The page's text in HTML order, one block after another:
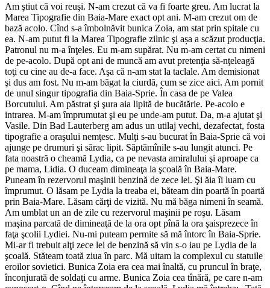
Am ştiut că voi reuşi. N-am crezut că va fi foarte greu. Am lucrat la
Marea Tipografie din Baia-Mare exact opt ani. M-am crezut om de
bază acolo. Cînd s-a îmbolnăvit bunica Zoia, am stat prin spitale cu
ea. N-am putut fi la Marea Tipografie zilnic şi așa a scăzut producţia.
Patronul nu m-a înţeles. Eu m-am supărat. Nu m-am certat cu nimeni
de pe-acolo. După opt ani de muncă am avut pretenţia să-nţeleagă
toţi cu cine au de-a face. Aşa că n-am stat la taclale. Am demisionat
şi dus am fost. Nu m-am băgat la ciurdă, cum se zice aici. Am pornit
de unul singur tipografia din Baia-Sprie. În casa de pe Valea
Borcutului. Am păstrat şi şura aia lipită de bucătărie. Pe-acolo e
intrarea. M-am împrumutat şi eu pe unde-am putut. Da, m-a ajutat şi
Vasile. Din Bad Lauterberg am adus un utilaj vechi, dezafectat, fosta
tipografie a oraşului nemţesc. Mulţi s-au bucurat în Baia-Sprie că voi
ajunge pe drumuri şi sărac lipit. Săptămînile s-au lungit atunci. Pe
fata noastră o cheamă Lydia, ca pe nevasta amiralului şi aproape ca
pe mama, Lidia. O duceam dimineaţa la şcoală în Baia-Mare.
Puneam în rezervorul maşinii benzină de zece lei. Şi ăia îi luam cu
împrumut. O lăsam pe Lydia la treaba ei, băteam din poartă în poartă
prin Baia-Mare. Lăsam cărţi de vizită. Nu mă băga nimeni în seamă.
Am umblat un an de zile cu rezervorul maşinii pe roşu. Lăsam
maşina parcată de dimineaţă de la ora opt pînă la ora şaisprezece în
faţa şcolii Lydiei. Nu-mi puteam permite să mă întorc în Baia-Sprie.
Mi-ar fi trebuit alţi zece lei de benzină să vin s-o iau pe Lydia de la
şcoală. Stăteam toată ziua în parc. Mă uitam la complexul cu statuile
eroilor sovietici. Bunica Zoia era cea mai înaltă, cu pruncul în braţe,
înconjurată de soldaţi cu arme. Bunica Zoia cea tînără, pe care n-am